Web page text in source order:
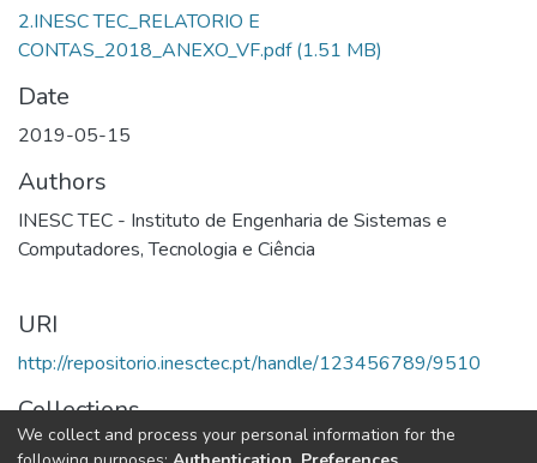
2.INESC TEC_RELATORIO E
CONTAS_2018_ANEXO_VF.pdf (1.51 MB)
Date
2019-05-15
Authors
INESC TEC - Instituto de Engenharia de Sistemas e
Computadores, Tecnologia e Ciência
URI
http://repositorio.inesctec.pt/handle/123456789/9510
Collections
2018 - Relatório e Contas
We collect and process your personal information for the